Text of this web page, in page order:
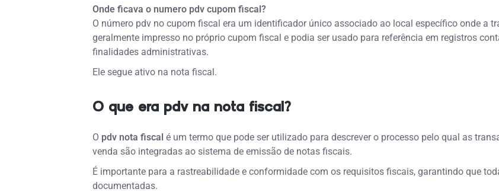
Onde ficava o numero pdv cupom fiscal?
O número pdv no cupom fiscal era um identificador único associado ao local específico onde a
geralmente impresso no próprio cupom fiscal e podia ser usado para referência em registros
finalidades administrativas.
Ele segue ativo na nota fiscal.
O que era pdv na nota fiscal?
O pdv nota fiscal é um termo que pode ser utilizado para descrever o processo pelo qual as
venda são integradas ao sistema de emissão de notas fiscais.
É importante para a rastreabilidade e conformidade com os requisitos fiscais, garantindo que
documentadas.